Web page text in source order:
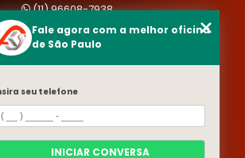
(11) 96608-7938
MENU
HOME
QUEM SOMOS
SERVIÇOS
Fale agora com a melhor oficina
de São Paulo
seu telefone
INICIAR CONVERSA